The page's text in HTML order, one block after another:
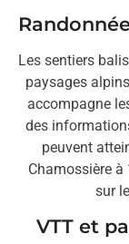
Les sentiers
paysages
accompagne
des
peuvent
Chamossière
sur
VTT et